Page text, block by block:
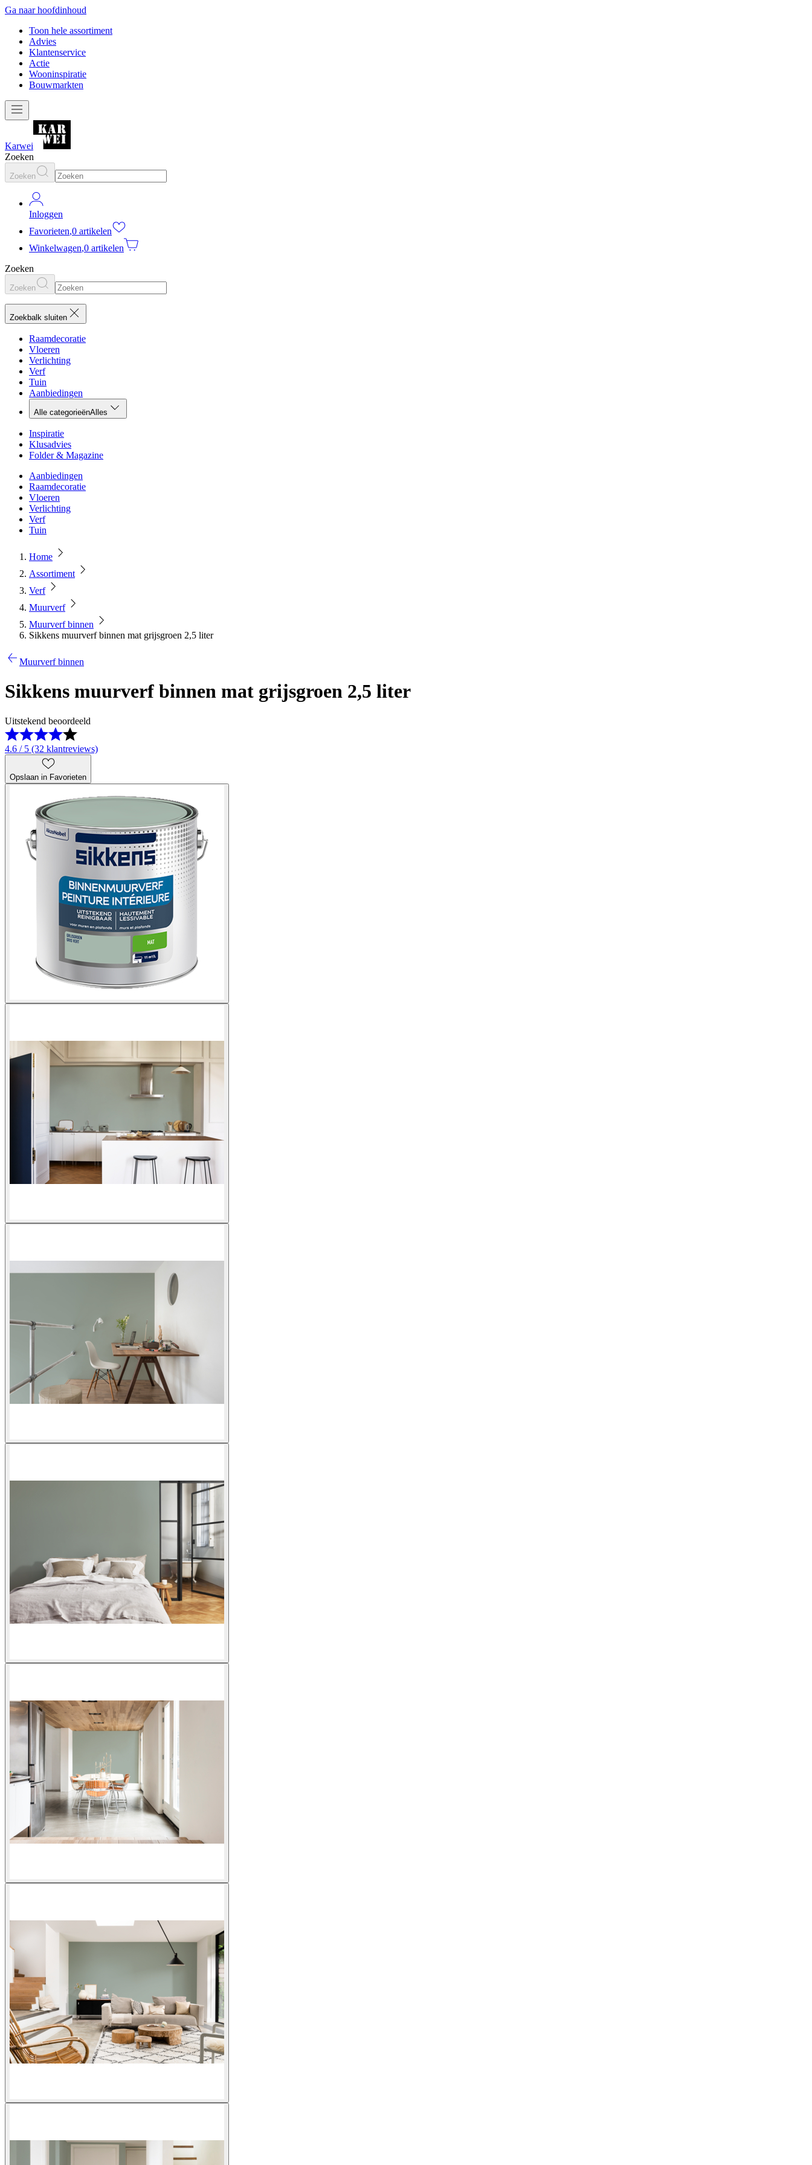
Ga naar hoofdinhoud
Toon hele assortiment
Advies
Klantenservice
Actie
Wooninspiratie
Bouwmarkten
Karwei
Zoeken
Zoeken
Inloggen
Favorieten,0 artikelen
Winkelwagen,0 artikelen
Zoeken
Zoeken
Zoekbalk sluiten
Raamdecoratie
Vloeren
Verlichting
Verf
Tuin
Aanbiedingen
Alle categorieënAlles
Inspiratie
Klusadvies
Folder & Magazine
Aanbiedingen
Raamdecoratie
Vloeren
Verlichting
Verf
Tuin
Home
Assortiment
Verf
Muurverf
Muurverf binnen
Sikkens muurverf binnen mat grijsgroen 2,5 liter
Muurverf binnen
Sikkens muurverf binnen mat grijsgroen 2,5 liter
Uitstekend beoordeeld
4.6 / 5 (32 klantreviews)
Opslaan in Favorieten